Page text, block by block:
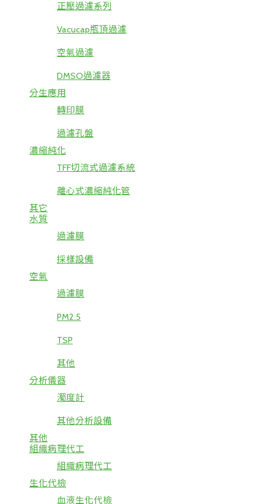
正壓過濾系列
Vacucap瓶頂過濾
空氣過濾
DMSO過濾器
分生應用
轉印膜
過濾孔盤
濃縮純化
TFF切流式過濾系統
離心式濃縮純化管
其它
水質
過濾膜
採樣設備
空氣
過濾膜
PM2.5
TSP
其他
分析儀器
濁度計
其他分析設備
其他
組織病理代工
組織病理代工
生化代檢
血液生化代檢